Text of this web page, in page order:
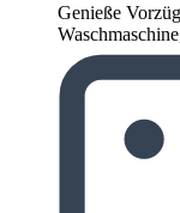
Genieße